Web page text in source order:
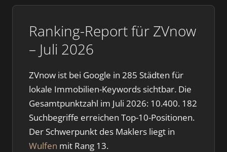
Ranking-Report für ZVnow
– Juli 2026
ZVnow ist bei Google in 285 Städten für
lokale Immobilien-Keywords sichtbar. Die
Gesamtpunktzahl im Juli 2026: 10.400. 182
Suchbegriffe erreichen Top-10-Positionen.
Der Schwerpunkt des Maklers liegt in
Wulfen mit Rang 13.